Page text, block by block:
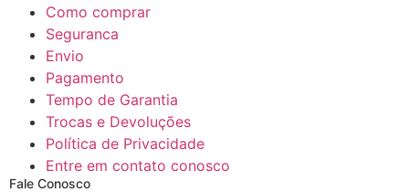
Como comprar
Seguranca
Envio
Pagamento
Tempo de Garantia
Trocas e Devoluções
Política de Privacidade
Entre em contato conosco
Fale Conosco